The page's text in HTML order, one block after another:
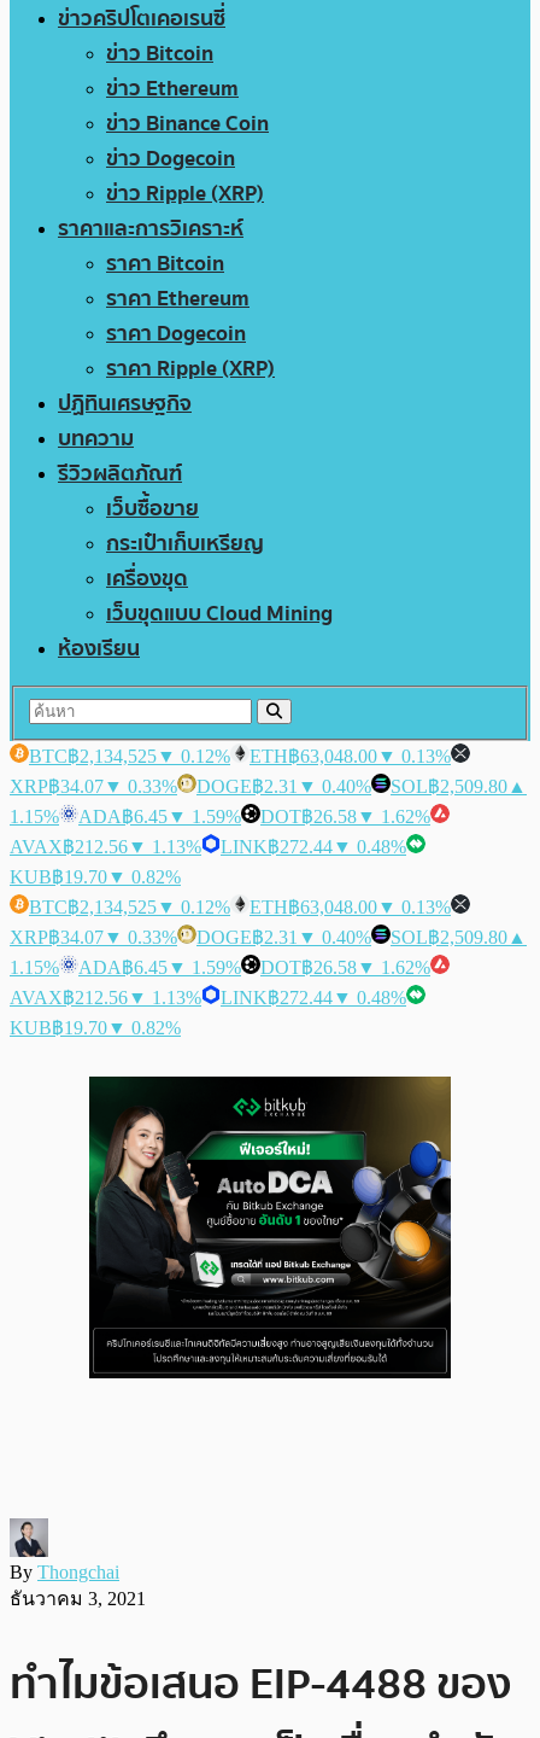
ข่าวคริปโตเคอเรนซี่
ข่าว Bitcoin
ข่าว Ethereum
ข่าว Binance Coin
ข่าว Dogecoin
ข่าว Ripple (XRP)
ราคาและการวิเคราะห์
ราคา Bitcoin
ราคา Ethereum
ราคา Dogecoin
ราคา Ripple (XRP)
ปฏิทินเศรษฐกิจ
บทความ
รีวิวผลิตภัณฑ์
เว็บซื้อขาย
กระเป๋าเก็บเหรียญ
เครื่องขุด
เว็บขุดแบบ Cloud Mining
ห้องเรียน
BTC฿2,134,525▼ 0.12% ETH฿63,048.00▼ 0.13%
XRP฿34.07▼ 0.33% DOGE฿2.31 ▼ 0.40% SOL฿2,509.80 ▲
1.15%
ADA฿6.45▼ 1.59% DOT฿26.58▼ 1.62%
AVAX฿212.56▼ 1.13% LINK฿272.44▼ 0.48%
KUB฿19.70▼ 0.82%
BTC฿2,134,525▼ 0.12% ETH฿63,048.00▼ 0.13%
XRP฿34.07▼ 0.33% DOGE฿2.31 ▼ 0.40% SOL฿2,509.80 ▲
1.15%
ADA฿6.45▼ 1.59% DOT฿26.58▼ 1.62%
AVAX฿212.56▼ 1.13% LINK฿272.44▼ 0.48%
KUB฿19.70▼ 0.82%
By Thongchai
ธันวาคม 3, 2021
ทำไมข้อเสนอ EIP-4488 ของ